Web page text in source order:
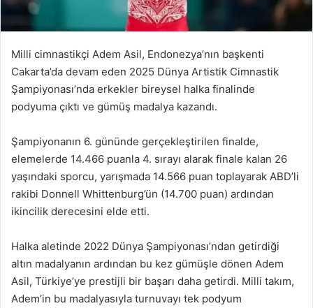
Milli cimnastikçi Adem Asil, Endonezya’nın başkenti
Cakarta’da devam eden 2025 Dünya Artistik Cimnastik
Şampiyonası’nda erkekler bireysel halka finalinde
podyuma çıktı ve gümüş madalya kazandı.
Şampiyonanın 6. gününde gerçekleştirilen finalde,
elemelerde 14.466 puanla 4. sırayı alarak finale kalan 26
yaşındaki sporcu, yarışmada 14.566 puan toplayarak ABD’li
rakibi Donnell Whittenburg’ün (14.700 puan) ardından
ikincilik derecesini elde etti.
Halka aletinde 2022 Dünya Şampiyonası’ndan getirdiği
altın madalyanın ardından bu kez gümüşle dönen Adem
Asil, Türkiye’ye prestijli bir başarı daha getirdi. Milli takım,
Adem’in bu madalyasıyla turnuvayı tek podyum